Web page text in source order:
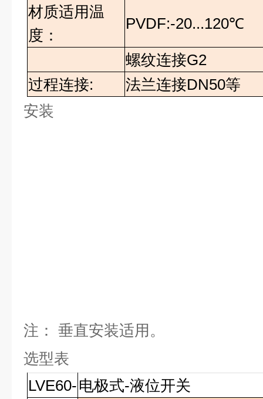
材质适用温
度：
PVDF:-20...120℃
螺纹连接G2
过程连接: 法兰连接DN50等
安装
注： 垂直安装适用。
选型表
LVE60- 电极式-液位开关